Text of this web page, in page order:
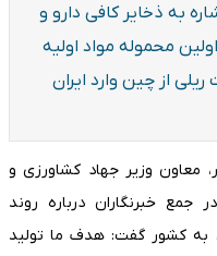
به ذخایر کافی دارو و
محموله مواد اولیه
از چین وارد ایران
معاون وزیر جهاد کشاورزی و
جمع خبرنگاران درباره روند
به کشور گفت: هدف ما تولید